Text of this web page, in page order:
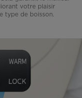
votre plaisir
type de boisson.